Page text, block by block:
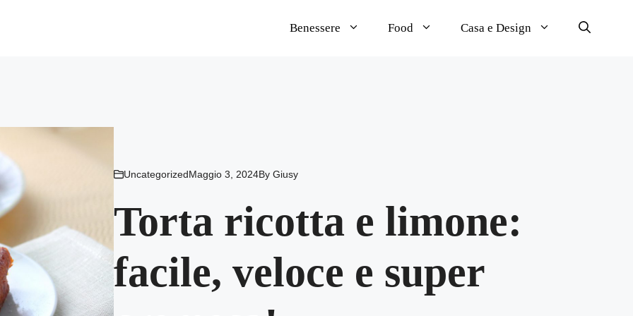
Benessere Food Casa e Design
UncategorizedMaggio 3, 2024By Giusy
Torta ricotta e limone:
facile, veloce e super